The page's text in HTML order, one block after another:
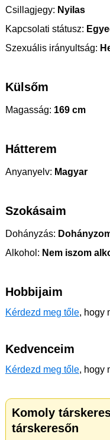
Csillagjegy: Nyilas
Kapcsolati státusz:
Szexuális irányultság:
Külsőm
Magasság: 169 cm
Hátterem
Anyanyelv: Magyar
Szokásaim
Dohányzás:
Alkohol: Nem iszom
Hobbijaim
Kérdezd meg tőle, hogy
Kedvenceim
Kérdezd meg tőle, hogy
Komoly
társkeresőn